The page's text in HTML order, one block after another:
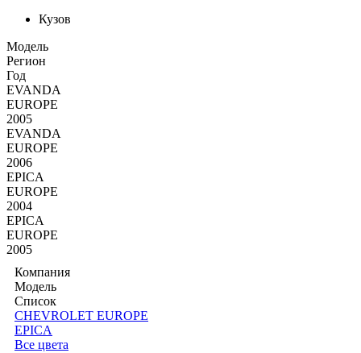
Кузов
Moдель
Регион
Год
EVANDA
EUROPE
2005
EVANDA
EUROPE
2006
EPICA
EUROPE
2004
EPICA
EUROPE
2005
Компания
Модель
Список
CHEVROLET EUROPE
EPICA
Все цвета